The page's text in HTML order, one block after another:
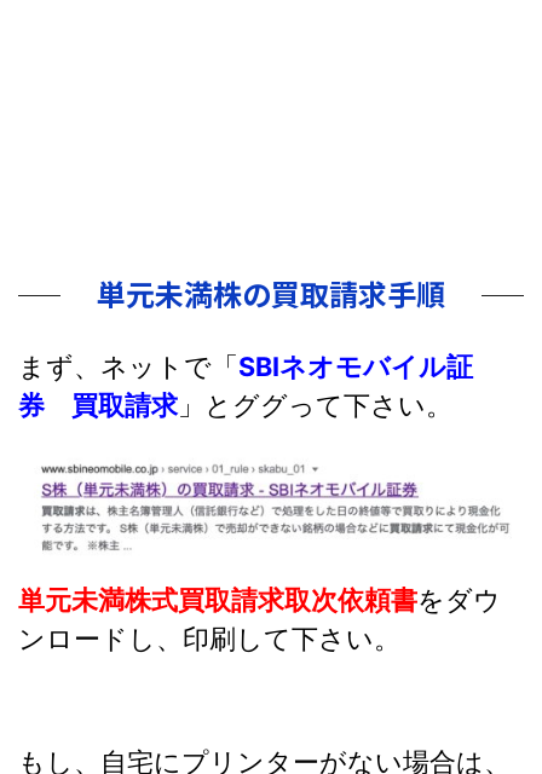
単元未満株の買取請求手順
まず、ネットで「SBIネオモバイル証
券 買取請求」とググって下さい。
単元未満株式買取請求取次依頼書をダウ
ンロードし、印刷して下さい。
もし、自宅にプリンターがない場合は、